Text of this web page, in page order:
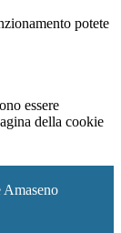
potete
essere
della cookie
Amaseno